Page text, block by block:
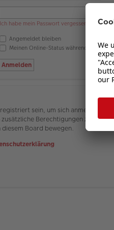
Ich habe mein Passwort vergessen
Angemeldet bleiben
Meinen Online-Status während dieser
sein, um sich anmelden
Berechtigungen
diesem Board bewegen.